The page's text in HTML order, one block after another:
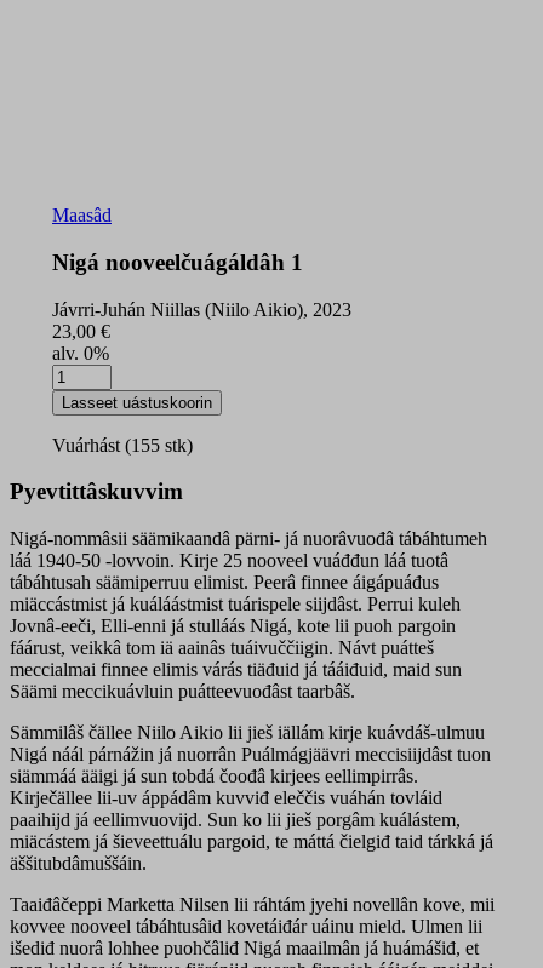
Maasâd
Nigá nooveelčuágáldâh 1
Jávrri-Juhán Niillas (Niilo Aikio), 2023
23,00 €
alv. 0%
Nigá
nooveelčuágáldâh
1
quantity
Lasseet uástuskoorin
Vuárhást (155 stk)
Pyevtittâskuvvim
Nigá-nommâsii säämikaandâ pärni- já nuorâvuođâ tábáhtumeh
láá 1940-50 -lovvoin. Kirje 25 nooveel vuáđđun láá tuotâ
tábáhtusah säämiperruu elimist. Peerâ finnee áigápuáđus
miäccástmist já kuáláástmist tuárispele siijdâst. Perrui kuleh
Jovnâ-eeči, Elli-enni já stulláás Nigá, kote lii puoh pargoin
fáárust, veikkâ tom iä aainâs tuáivuččiigin. Návt puátteš
meccialmai finnee elimis várás tiäđuid já tááiđuid, maid sun
Säämi meccikuávluin puátteevuođâst taarbâš.
Sämmilâš čällee Niilo Aikio lii jieš iällám kirje kuávdáš-ulmuu
Nigá náál párnážin já nuorrân Puálmágjäävri meccisiijdâst tuon
siämmáá ääigi já sun tobdá čoođâ kirjees eellimpirrâs.
Kirječällee lii-uv áppádâm kuvviđ eleččis vuáhán tovláid
paaihijd já eellimvuovijd. Sun ko lii jieš porgâm kuálástem,
miäcástem já šieveettuálu pargoid, te máttá čielgiđ taid tárkká já
äššitubdâmuššáin.
Taaiđâčeppi Marketta Nilsen lii ráhtám jyehi novellân kove, mii
kovvee nooveel tábáhtusâid kovetáiđár uáinu mield. Ulmen lii
išediđ nuorâ lohhee puohčâliđ Nigá maailmân já huámášiđ, et